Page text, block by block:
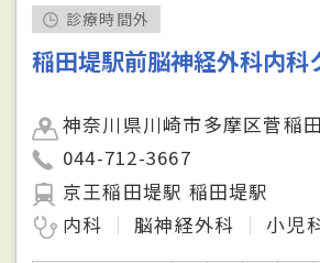
診療時間外
稲田堤駅前脳神経外科内科
神奈川県川崎市多摩区菅稲
044-712-3667
京王稲田堤駅 稲田堤駅
内科
脳神経外科 小児